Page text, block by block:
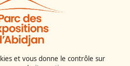
- Boulevard de l'aéroport
et vous donne le contrôle sur